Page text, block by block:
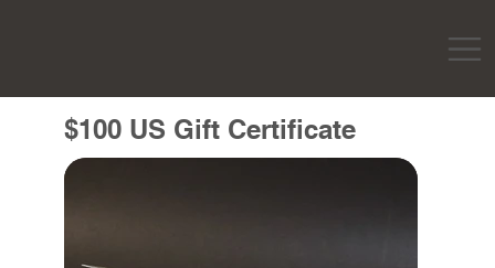
$100 US Gift Certificate